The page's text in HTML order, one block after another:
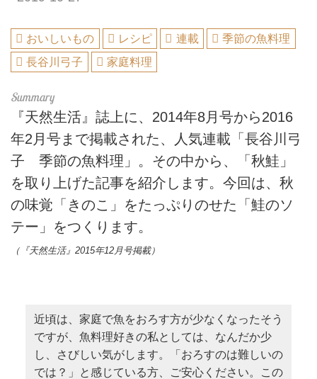
おいしいもの レシピ 連載
季節の魚料理
長谷川弓子
家庭料理
『天然生活』誌上に、2014年8月号から2016
年2月号まで掲載された、人気連載「長谷川弓
子 季節の魚料理」。その中から、「秋鮭」
を取り上げた記事を紹介します。今回は、秋
の味覚「きのこ」をたっぷりのせた「鮭のソ
テー」をつくります。
（『天然生活』2015年12月号掲載）
近頃は、家庭で魚をおろす方が少なくなったそう
ですが、魚料理好きの私としては、なんだか少
し、さびしい気がします。「おろすのは難しいの
では？」と感じている方、ご安心ください。この